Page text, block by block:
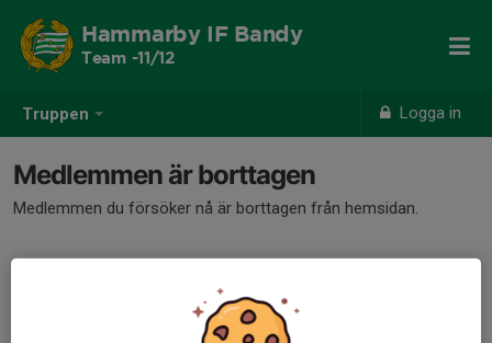
Truppen Logga in
Hammarby IF Bandy
Team -11/12
Medlemmen är borttagen
Medlemmen du försöker nå är borttagen från hemsidan.